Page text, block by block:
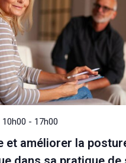
- 17h00
et améliorer la